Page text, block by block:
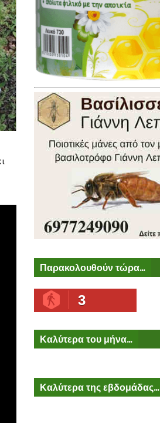
Παρακολουθούν τώρα...
3
Καλύτερα του μήνα...
Καλύτερα της εβδομάδας...